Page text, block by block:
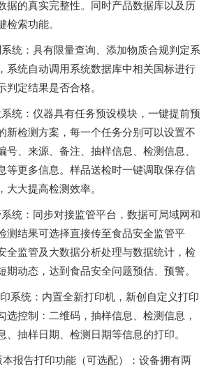
据的真实完整性。同时产品数据库以及历
索功能。
：具有限量查询、添加物质合规判定系
系统自动调用系统数据库中相关国标进行
定结果是否合格。
：仪器具有任务预设模块，一键提前预
新检测方案，每一个任务分别可以设置不
号、来源、备注、抽样信息、检测信息、
等更多信息。样品送检时一键调取保存信
大提高检测效率。
：同步对接监管平台，数据可局域网和
测结果可选择直接传至食品安全监管平
全监管及大数据分析处理与数据统计，检
期动态，达到食品安全问题预估、预警。
统：内置全新打印机，新创自定义打印
选控制：二维码，抽样信息、检测信息，
、抽样日期、检测日期等信息的打印。
告打印功能（可选配）：设备拥有两